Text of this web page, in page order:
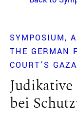
SYMPOSIUM
THE GERMAN
COURT’S
bei